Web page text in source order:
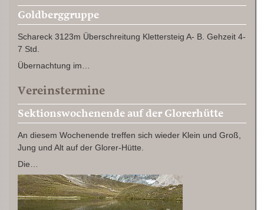
Goldberggruppe
Schareck 3123m Überschreitung Klettersteig A- B. Gehzeit 4-
7 Std.
Übernachtung im…
Vereinstermine
Sektionswochenende auf der Glorerhütte
An diesem Wochenende treffen sich wieder Klein und Groß,
Jung und Alt auf der Glorer-Hütte.
Die…